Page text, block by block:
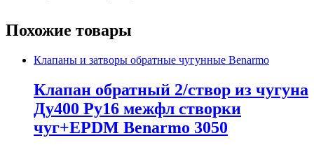
Похожие товары
Клапаны и затворы обратные чугунные Benarmo
Клапан обратный 2/створ из чугуна
Ду400 Ру16 межфл створки
чуг+EPDM Benarmo 3050